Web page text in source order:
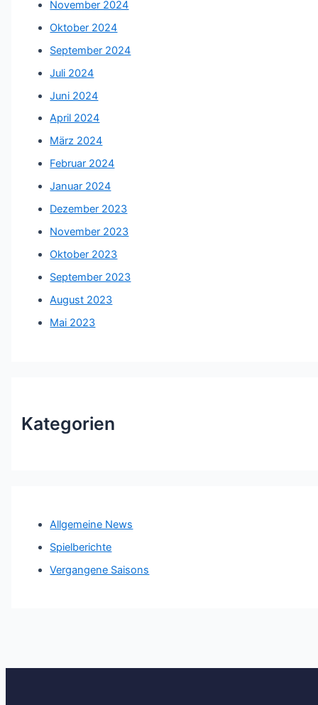
November 2024
Oktober 2024
September 2024
Juli 2024
Juni 2024
April 2024
März 2024
Februar 2024
Januar 2024
Dezember 2023
November 2023
Oktober 2023
September 2023
August 2023
Mai 2023
Kategorien
Allgemeine News
Spielberichte
Vergangene Saisons